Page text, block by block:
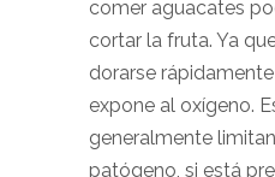
comer aguacates
cortar la fruta. Ya
dorarse
expone al oxígeno.
generalmente
patógeno, si está